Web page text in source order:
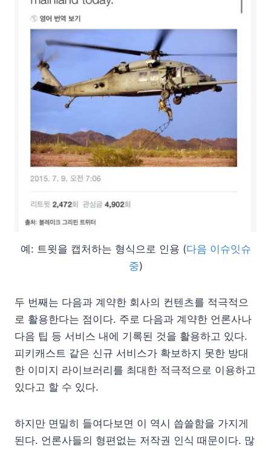
예: 트윗을 캡처하는 형식으로 인용 (다음 이슈잇슈
중)
두 번째는 다음과 계약한 회사의 컨텐츠를 적극적으
로 활용한다는 점이다. 주로 다음과 계약한 언론사나
다음 팁 등 서비스 내에 기록된 것을 활용하고 있다.
피키캐스트 같은 신규 서비스가 확보하지 못한 방대
한 이미지 라이브러리를 최대한 적극적으로 이용하고
있다고 할 수 있다.
하지만 면밀히 들여다보면 이 역시 씁쓸함을 가지게
된다. 언론사들의 형편없는 저작권 인식 때문이다. 많